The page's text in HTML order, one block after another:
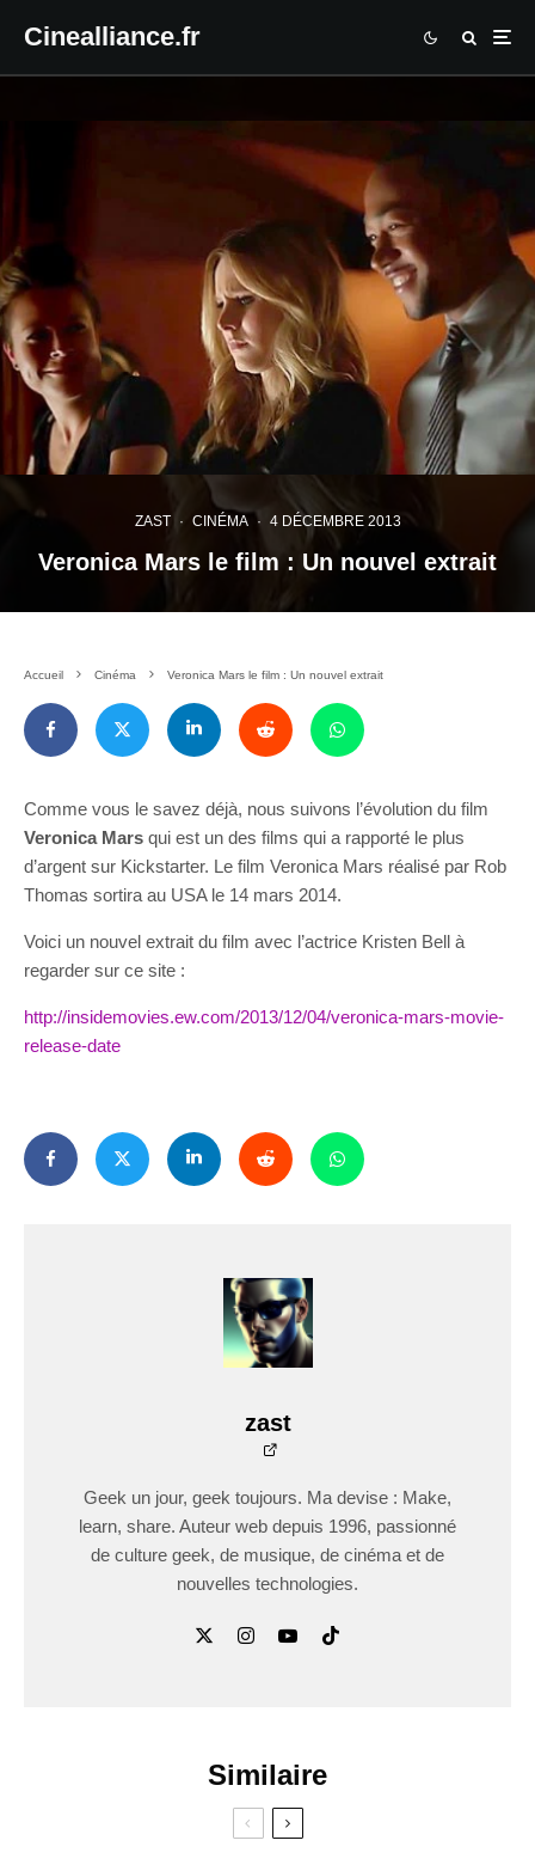
Cinealliance.fr
ZAST · CINÉMA · 4 DÉCEMBRE 2013
Veronica Mars le film : Un nouvel extrait
Accueil Cinéma Veronica Mars le film : Un nouvel extrait
Comme vous le savez déjà, nous suivons l’évolution du film
Veronica Mars qui est un des films qui a rapporté le plus
d’argent sur Kickstarter. Le film Veronica Mars réalisé par Rob
Thomas sortira au USA le 14 mars 2014.
Voici un nouvel extrait du film avec l’actrice Kristen Bell à
regarder sur ce site :
http://insidemovies.ew.com/2013/12/04/veronica-mars-movie-
release-date
zast
Geek un jour, geek toujours. Ma devise : Make,
learn, share. Auteur web depuis 1996, passionné
de culture geek, de musique, de cinéma et de
nouvelles technologies.
Similaire